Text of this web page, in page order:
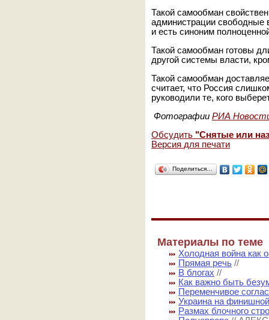
Такой самообман
администрации
и есть синоним
Такой самообман готовы
другой системы власти,
Такой самообман
считает, что Россия
руководили те, кого
Фотографии РИА
Обсудить "Снятые или
Версия для печати
Поделиться…
Материалы по теме
Холодная война как
Прямая речь //
В блогах //
Как важно быть
Переменчивое
Украина на
Размах блочного